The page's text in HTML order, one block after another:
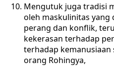
Mengutuk juga tradisi
oleh maskulinitas yang
perang dan konflik,
kekerasan terhadap
terhadap
orang Rohingya,